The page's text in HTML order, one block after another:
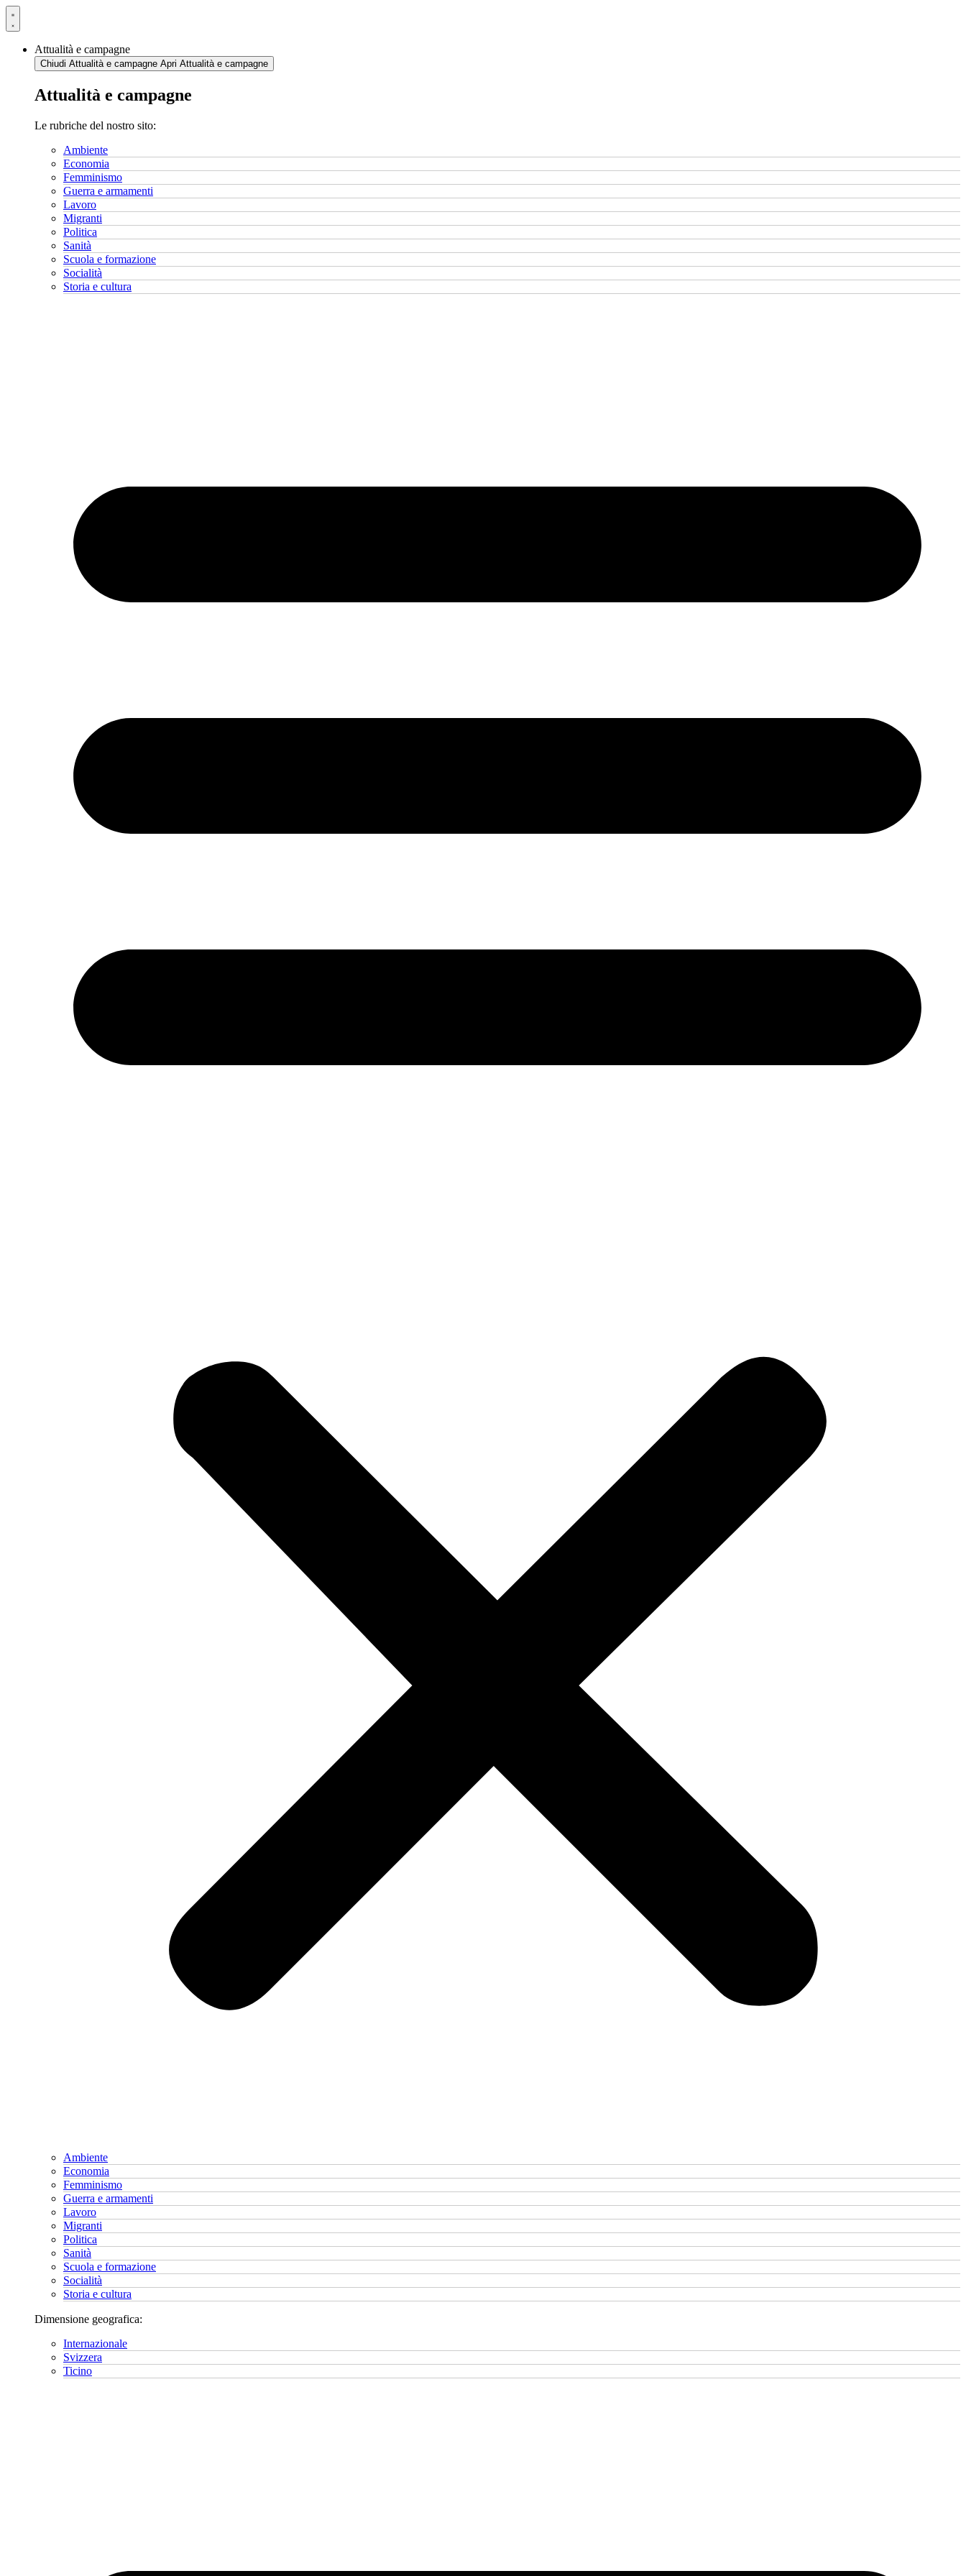
Vai
al
Attualità e campagne
Chiudi Attualità e campagne Apri Attualità e campagne
Attualità e campagne
Le rubriche del nostro sito:
Ambiente
Economia
Femminismo
Guerra e armamenti
Lavoro
Migranti
Politica
Sanità
Scuola e formazione
Socialità
Storia e cultura
Ambiente
Economia
Femminismo
Guerra e armamenti
Lavoro
Migranti
Politica
Sanità
Scuola e formazione
Socialità
Storia e cultura
Dimensione geografica:
Internazionale
Svizzera
Ticino